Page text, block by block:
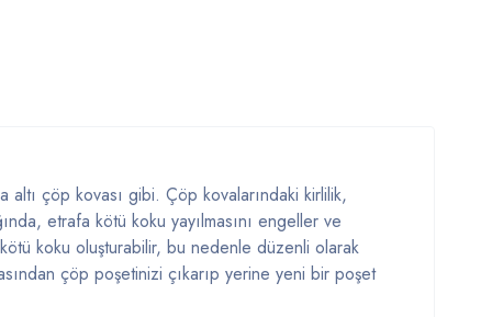
altı çöp kovası gibi. Çöp kovalarındaki kirlilik,
etrafa kötü koku yayılmasını engeller ve
koku oluşturabilir, bu nedenle düzenli olarak
çöp poşetinizi çıkarıp yerine yeni bir poşet